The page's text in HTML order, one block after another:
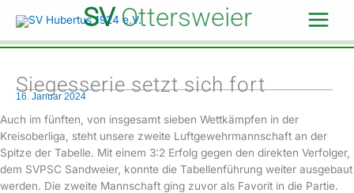
Inhalt
springen
SVOttersweier
Siegesserie setzt sich fort
16. Januar 2024
Auch im fünften, von insgesamt sieben Wettkämpfen in der
Kreisoberliga, steht unsere zweite Luftgewehrmannschaft an der
Spitze der Tabelle. Mit einem 3:2 Erfolg gegen den direkten Verfolger,
dem SVPSC Sandweier, konnte die Tabellenführung weiter ausgebaut
werden. Die zweite Mannschaft ging zuvor als Favorit in die Partie.